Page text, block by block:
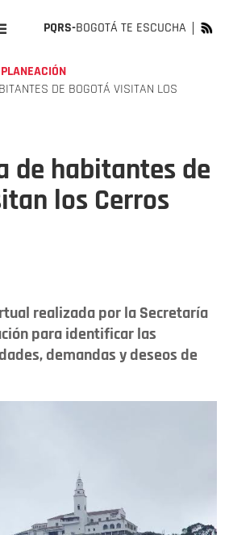
PQRS-BOGOTÁ TE ESCUCHA
PLANEACIÓN
DE BOGOTÁ VISITAN LOS
de habitantes de
los Cerros
realizada por la Secretaría
para identificar las
demandas y deseos de